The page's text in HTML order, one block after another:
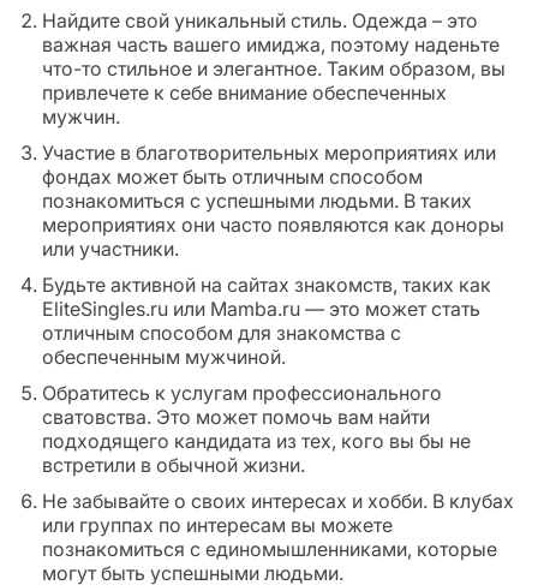
Найдите свой уникальный стиль. Одежда – это
важная часть вашего имиджа, поэтому наденьте
что-то стильное и элегантное. Таким образом, вы
привлечете к себе внимание обеспеченных
мужчин.
Участие в благотворительных мероприятиях или
фондах может быть отличным способом
познакомиться с успешными людьми. В таких
мероприятиях они часто появляются как доноры
или участники.
Будьте активной на сайтах знакомств, таких как
EliteSingles.ru или Mamba.ru — это может стать
отличным способом для знакомства с
обеспеченным мужчиной.
Обратитесь к услугам профессионального
сватовства. Это может помочь вам найти
подходящего кандидата из тех, кого вы бы не
встретили в обычной жизни.
Не забывайте о своих интересах и хобби. В клубах
или группах по интересам вы можете
познакомиться с единомышленниками, которые
могут быть успешными людьми.